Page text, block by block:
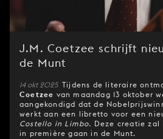
J.M. Coetzee schrijft
de Munt
14 okt 2025 Tijdens de literaire
Coetzee van maandag 13 oktober
aangekondigd dat de
werkt aan een libretto voor een
Costello in Limbo. Deze creatie
in première gaan in de Munt.